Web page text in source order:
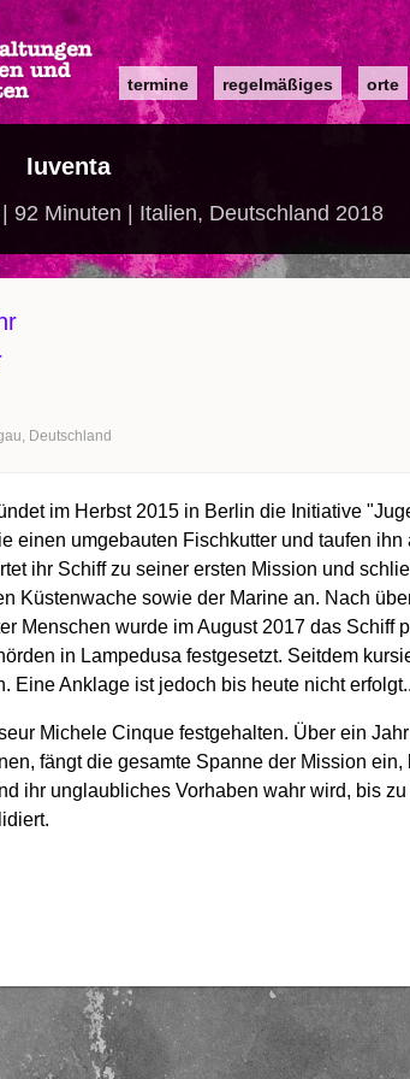
Main
navigation
termine regelmäßiges orte
Iuventa
92 Minuten | Italien, Deutschland 2018
Deutschland
im Herbst 2015 in Berlin die Initiative
einen umgebauten Fischkutter und taufen ihn
ihr Schiff zu seiner ersten Mission und
Küstenwache sowie der Marine an. Nach
Menschen wurde im August 2017 das Schiff
in Lampedusa festgesetzt. Seitdem
Eine Anklage ist jedoch bis heute nicht
Michele Cinque festgehalten. Über ein
fängt die gesamte Spanne der Mission ein,
ihr unglaubliches Vorhaben wahr wird, bis zu